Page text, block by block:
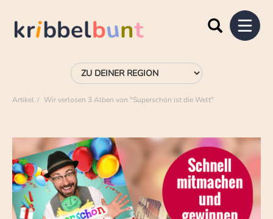
Artikel Wir verlosen 3 Alben von "Superschön ist die Welt"